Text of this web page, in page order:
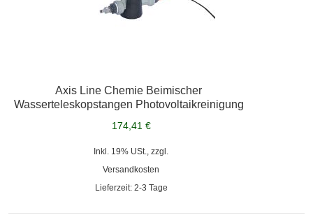
Axis Line Chemie Beimischer
Wasserteleskopstangen Photovoltaikreinigung
174,41 €
Inkl. 19% USt., zzgl.
Versandkosten
Lieferzeit: 2-3 Tage